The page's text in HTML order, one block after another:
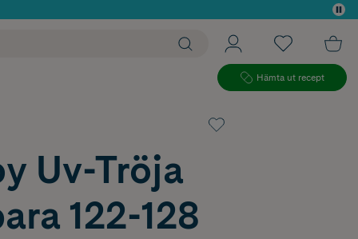
Hämta ut recept
Uv-Tröja
122-128